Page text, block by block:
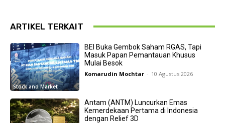
ARTIKEL TERKAIT
Stock and Market
BEI Buka Gembok Saham RGAS, Tapi
Masuk Papan Pemantauan Khusus
Mulai Besok
Komarudin Mochtar - 10 Agustus 2026
Antam (ANTM) Luncurkan Emas
Kemerdekaan Pertama di Indonesia
dengan Relief 3D